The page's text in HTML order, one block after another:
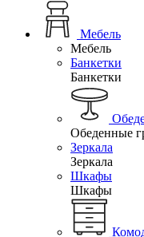
Мебель
Мебель
Банкетки
Банкетки
Обеденные
Зеркала
Зеркала
Шкафы
Шкафы